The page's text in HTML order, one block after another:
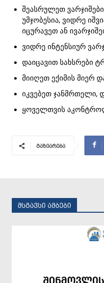
შეასრულეთ
უმჯობესია, ვიდრე
იცურავეთ ან
ვიდრე ინტენსიურ
დაიცავით სახსრები
მიიღეთ ექიმის მიერ
იკვებეთ ჯანმრთელი,
ყოველთვის
გაზიარება
მსგავსი ამბები